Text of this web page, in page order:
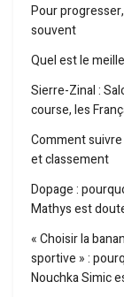
Pour
souvent
Quel est le
Sierre-Zinal :
course, les
Comment
et classement
Dopage :
Mathys est
« Choisir la
sportive » :
Nouchka Simic